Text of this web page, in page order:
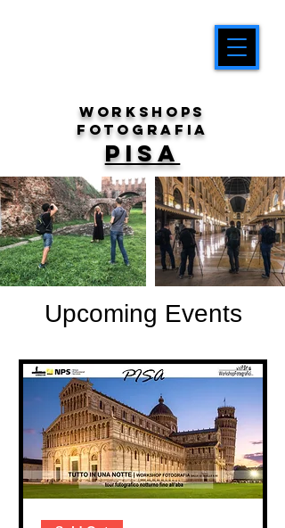
workshops
fotografia
PISA
Upcoming Events